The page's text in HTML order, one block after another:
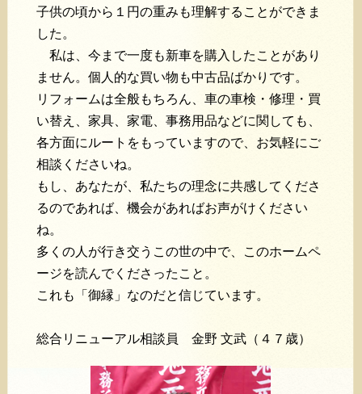
子供の頃から１円の重みも理解することができま
した。
私は、今まで一度も新車を購入したことがあり
ません。個人的な買い物も中古品ばかりです。
リフォームは全般もちろん、車の車検・修理・買
い替え、家具、家電、事務用品などに関しても、
各方面にルートをもっていますので、お気軽にご
相談くださいね。
もし、あなたが、私たちの理念に共感してくださ
るのであれば、機会があればお声がけください
ね。
多くの人が行き交うこの世の中で、このホームペ
ージを読んでくださったこと。
これも「御縁」なのだと信じています。
総合リニューアル相談員 金野 文武（４７歳）